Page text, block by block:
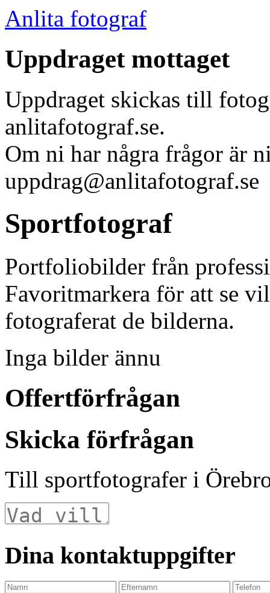
Anlita fotograf
Uppdraget mottaget
Uppdraget skickas till
anlitafotograf.se.
Om ni har några frågor är
uppdrag@anlitafotograf.se
Sportfotograf
Portfoliobilder från
Favoritmarkera för att se
fotograferat de bilderna.
Inga bilder ännu
Offertförfrågan
Skicka förfrågan
Till sportfotografer i
Dina kontaktuppgifter